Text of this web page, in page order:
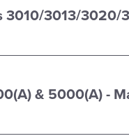
3010/3013/3020/
& 5000(A) -